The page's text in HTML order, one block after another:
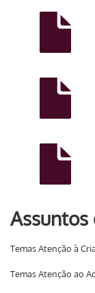
Temas Atenção à
Temas Atenção ao